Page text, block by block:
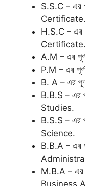
S.S.C –
Certificate.
H.S.C –
Certificate.
A.M – এর
P.M – এর
B. A – এর
B.B.S – এর
Studies.
B.S.S – এর
Science.
B.B.A –
M.B.A –
Business